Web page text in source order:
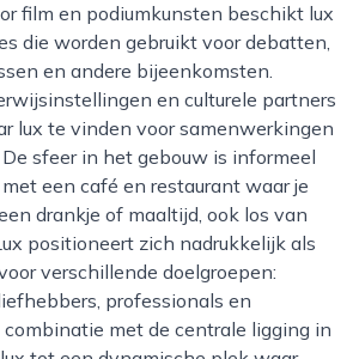
die worden gebruikt voor debatten,
en andere bijeenkomsten.
en culturele partners
lux te vinden voor samenwerkingen
sfeer in het gebouw is informeel
een café en restaurant waar je
drankje of maaltijd, ook los van
positioneert zich nadrukkelijk als
verschillende doelgroepen:
professionals en
combinatie met de centrale ligging in